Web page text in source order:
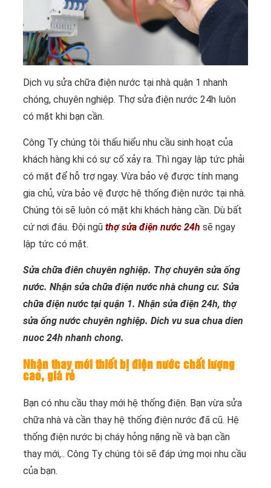
Dịch vụ sửa chữa điện nước tại nhà quận 1 nhanh
chóng, chuyên nghiệp. Thợ sửa điện nước 24h luôn
có mặt khi bạn cần.
Công Ty chúng tôi thấu hiểu nhu cầu sinh hoạt của
khách hàng khi có sự cố xảy ra. Thì ngay lập tức phải
có mặt để hỗ trợ ngay. Vừa bảo vệ được tính mạng
gia chủ, vừa bảo vệ được hệ thống điện nước tại nhà.
Chúng tôi sẽ luôn có mặt khi khách hàng cần. Dù bất
cứ nơi đâu. Đội ngũ thợ sửa điện nước 24h sẽ ngay
lập tức có mặt.
Sửa chữa điên chuyên nghiệp. Thợ chuyên sửa ống
nước. Nhận sửa chữa điện nước nhà chung cư. Sửa
chữa điện nước tại quận 1. Nhận sửa điện 24h, thợ
sửa ống nước chuyên nghiệp. Dich vu sua chua dien
nuoc 24h nhanh chong.
Nhận thay mới thiết bị điện nước chất lượng
cao, giá rẻ
Bạn có nhu cầu thay mới hệ thống điện. Bạn vừa sửa
chữa nhà và cần thay hệ thống điện nước đã cũ. Hệ
thống điện nước bị cháy hỏng nặng nề và bạn cần
thay mới,.. Công Ty chúng tôi sẽ đáp ứng mọi nhu cầu
của bạn.